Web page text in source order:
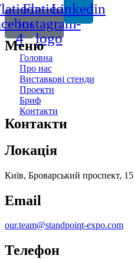
4
Flaticon-
instagram-
logo
Linkedin
Меню
Головна
Про нас
Виставкові стенди
Проекти
Бриф
Контакти
Контакти
Локація
Київ, Броварський проспект, 15
Email
our.team@standpoint-expo.com
Телефон